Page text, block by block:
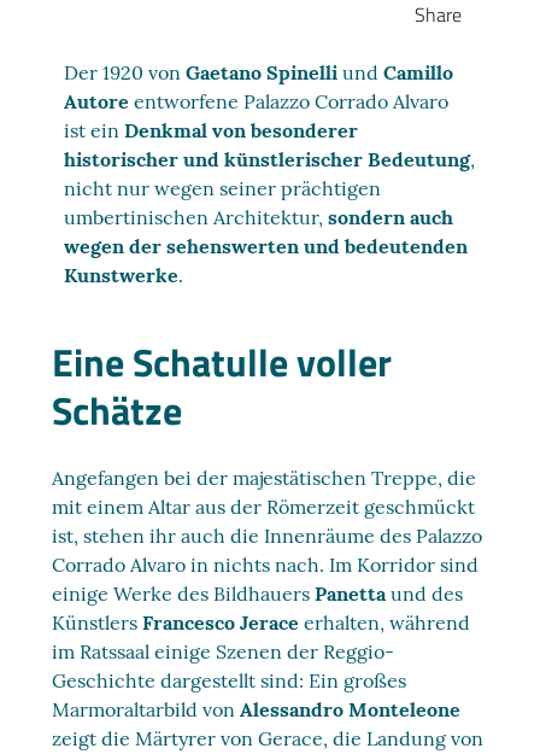
Share
Der 1920 vonGaetano Spinelli undCamillo
Autore entworfene Palazzo Corrado Alvaro
ist einDenkmal von besonderer
historischer und künstlerischer Bedeutung,
nicht nur wegen seiner prächtigen
umbertinischen Architektur,sondern auch
wegen der sehenswerten und bedeutenden
Kunstwerke.
Eine Schatulle voller
Schätze
Angefangen bei der majestätischen Treppe, die
mit einem Altar aus der Römerzeit geschmückt
ist, stehen ihr auch die Innenräume des Palazzo
Corrado Alvaro in nichts nach. Im Korridor sind
einige Werke des BildhauersPanettaund des
KünstlersFrancesco Jerace erhalten, während
im Ratssaal einige Szenen der Reggio-
Geschichte dargestellt sind: Ein großes
Marmoraltarbild vonAlessandro Monteleone
zeigt die Märtyrer von Gerace, die Landung von